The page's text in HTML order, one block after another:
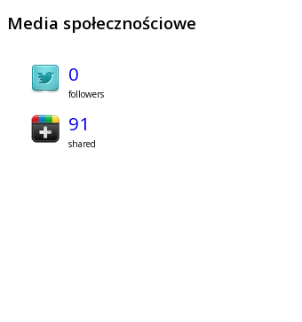
Media społecznościowe
0
followers
91
shared